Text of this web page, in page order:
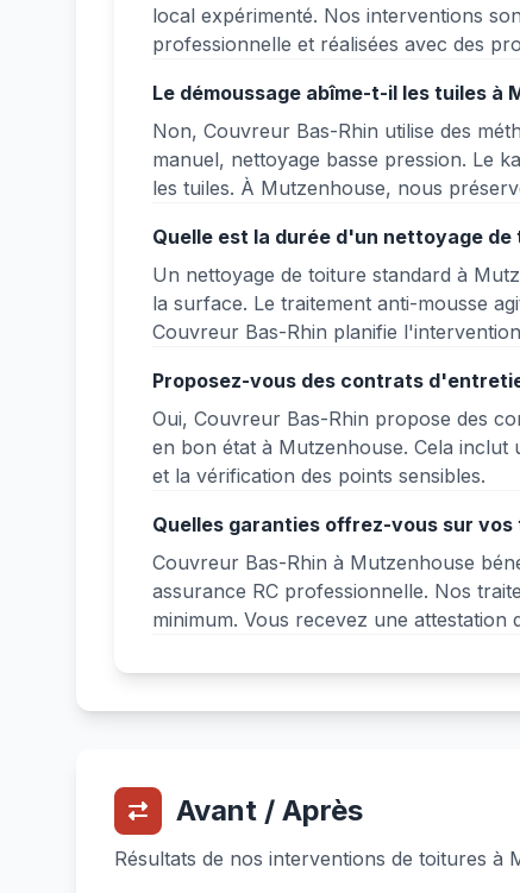
local expérimenté. Nos interventions
professionnelle et réalisées avec des
Le démoussage abîme-t-il les tuiles à
Non, Couvreur Bas-Rhin utilise des
manuel, nettoyage basse pression. Le
les tuiles. À Mutzenhouse, nous
Quelle est la durée d'un nettoyage
Un nettoyage de toiture standard à
la surface. Le traitement anti-mousse
Couvreur Bas-Rhin planifie
Proposez-vous des contrats
Oui, Couvreur Bas-Rhin propose des
en bon état à Mutzenhouse. Cela inclut
et la vérification des points sensibles.
Quelles garanties offrez-vous sur
Couvreur Bas-Rhin à Mutzenhouse
assurance RC professionnelle. Nos
minimum. Vous recevez une
Avant / Après
Résultats de nos interventions de toitures à